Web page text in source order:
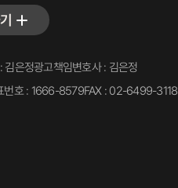
김은정광고책임변호사 : 김은정
번호 : 1666-8579FAX : 02-6499-3118